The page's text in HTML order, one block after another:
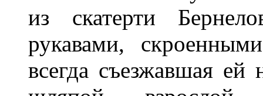
из скатерти
рукавами,
всегда съезжавшая